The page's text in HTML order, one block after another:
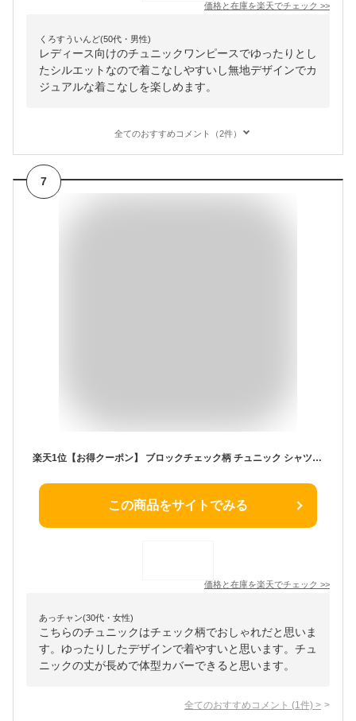
価格と在庫を楽天でチェック >>
くろすういんど(50代・男性)
レディース向けのチュニックワンピースでゆったりとし
たシルエットなので着こなしやすいし無地デザインでカ
ジュアルな着こなしを楽しめます。
全てのおすすめコメント（2件）
7
楽天1位【お得クーポン】 ブロックチェック柄 チュニック シャツ ワンピース チュニックワンピース チュニックシャツ 長袖 ロング スタンドカラー 春 夏 秋 冬 レディース トップス おしゃれ ブラウス 森ガール ゆったり 綿 麻 リネン 30代 40代 ビッグサイズ 白 紺 黒
この商品をサイトでみる
価格と在庫を楽天でチェック >>
あっチャン(30代・女性)
こちらのチュニックはチェック柄でおしゃれだと思いま
す。ゆったりしたデザインで着やすいと思います。チュ
ニックの丈が長めで体型カバーできると思います。
全てのおすすめコメント (1 件) >